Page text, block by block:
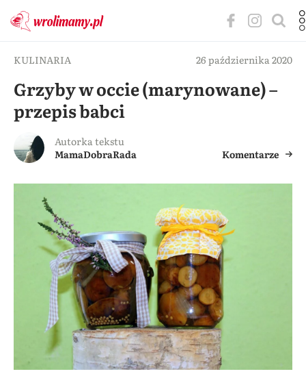
KULINARIA 26 października 2020
Grzyby w occie (marynowane) –
przepis babci
Autorka tekstu
MamaDobraRada
Komentarze